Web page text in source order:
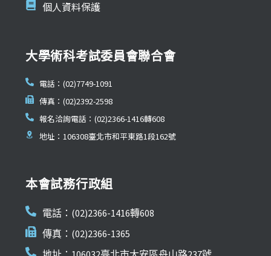
個人資料保護
大學術科考試委員會聯合會
電話：(02)7749-1091
傳真：(02)2392-2598
報名洽詢電話：(02)2366-1416轉608
地址：106308臺北市和平東路1段162號
本會試務行政組
電話：(02)2366-1416轉608
傳真：(02)2366-1365